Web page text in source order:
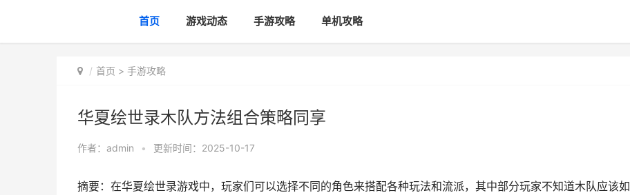
首页 游戏动态 手游攻略 单机攻略
首页 > 手游攻略
华夏绘世录木队方法组合策略同享
作者： admin • 更新时间：2025-10-17
摘要：在华夏绘世录游戏中，玩家们可以选择不同的角色来搭配各种玩法和流派，其中部分玩家不知道木队应该如